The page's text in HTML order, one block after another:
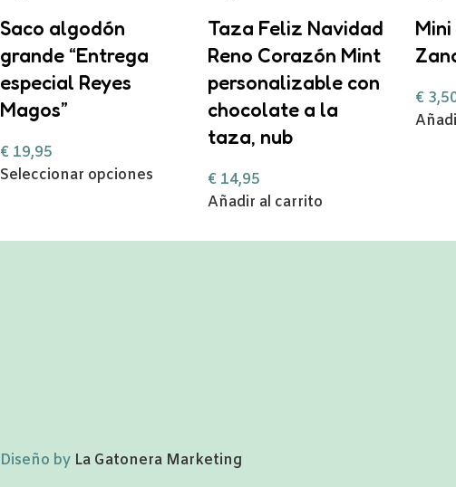
Saco algodón
grande “Entrega
especial Reyes
Magos”
€ 19,95
Seleccionar opciones
Taza Feliz Navidad
Reno Corazón Mint
personalizable con
chocolate a la
taza, nub
€ 14,95
Añadir al carrito
€
Diseño by La Gatonera Marketing